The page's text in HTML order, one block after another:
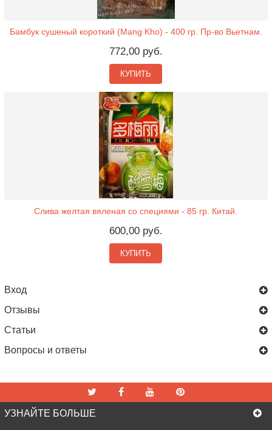
Бамбук сушеный короткий (Mang Kho) - 400 гр. Пр-во Вьетнам.
772,00 руб.
КУПИТЬ
Слива желтая вяленая со специями - 85 гр. Китай.
600,00 руб.
КУПИТЬ
Вход
Отзывы
Статьи
Вопросы и ответы
УЗНАЙТЕ БОЛЬШЕ